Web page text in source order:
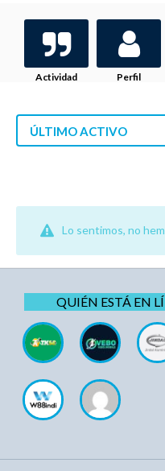
Actividad Perfil
ÚLTIMO ACTIVO
Lo sentimos, no
QUIÉN ESTÁ EN